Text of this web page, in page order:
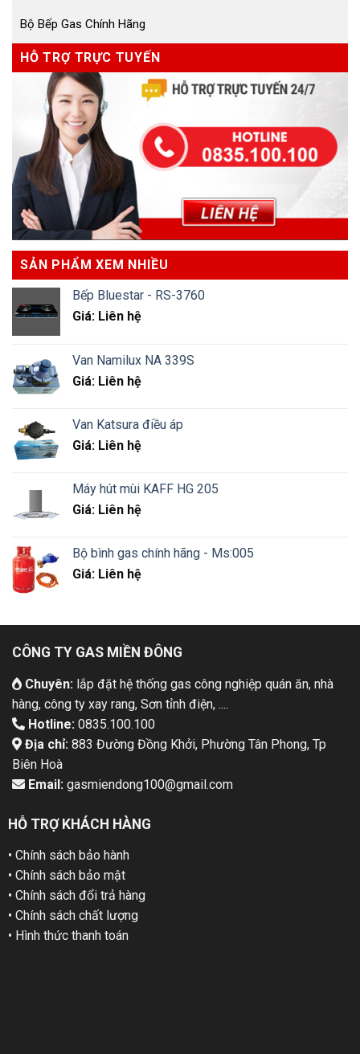
Bộ Bếp Gas Chính Hãng
HỖ TRỢ TRỰC TUYẾN
SẢN PHẨM XEM NHIỀU
Bếp Bluestar - RS-3760
Giá: Liên hệ
Van Namilux NA 339S
Giá: Liên hệ
Van Katsura điều áp
Giá: Liên hệ
Máy hút mùi KAFF HG 205
Giá: Liên hệ
Bộ bình gas chính hãng - Ms:005
Giá: Liên hệ
CÔNG TY GAS MIỀN ĐÔNG
Chuyên: lắp đặt hệ thống gas công nghiệp quán ăn, nhà
hàng, công ty xay rang, Sơn tỉnh điện, ....
Hotline: 0835.100.100
Địa chỉ: 883 Đường Đồng Khởi, Phường Tân Phong, Tp
Biên Hoà
Email: gasmiendong100@gmail.com
HỖ TRỢ KHÁCH HÀNG
• Chính sách bảo hành
• Chính sách bảo mật
• Chính sách đổi trả hàng
• Chính sách chất lượng
• Hình thức thanh toán